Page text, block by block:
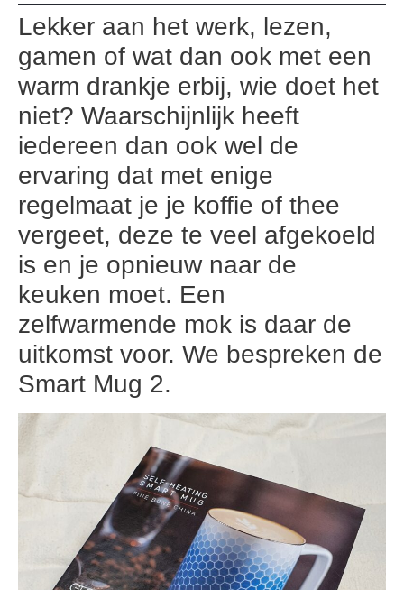
Lekker aan het werk, lezen,
gamen of wat dan ook met een
warm drankje erbij, wie doet het
niet? Waarschijnlijk heeft
iedereen dan ook wel de
ervaring dat met enige
regelmaat je je koffie of thee
vergeet, deze te veel afgekoeld
is en je opnieuw naar de
keuken moet. Een
zelfwarmende mok is daar de
uitkomst voor. We bespreken de
Smart Mug 2.